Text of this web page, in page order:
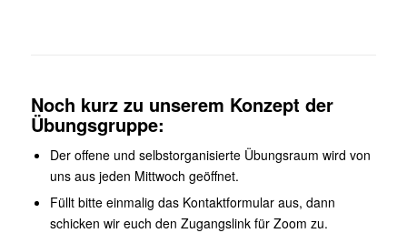
Noch kurz zu unserem Konzept der
Übungsgruppe:
Der offene und selbstorganisierte Übungsraum wird von
uns aus jeden Mittwoch geöffnet.
Füllt bitte einmalig das Kontaktformular aus, dann
schicken wir euch den Zugangslink für Zoom zu.
Widerruf bestätigen